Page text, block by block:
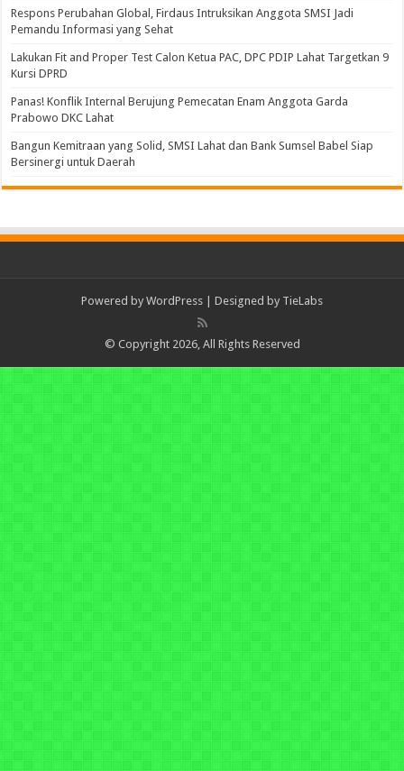
Respons Perubahan Global, Firdaus Intruksikan Anggota SMSI Jadi
Pemandu Informasi yang Sehat
Lakukan Fit and Proper Test Calon Ketua PAC, DPC PDIP Lahat Targetkan 9
Kursi DPRD
Panas! Konflik Internal Berujung Pemecatan Enam Anggota Garda
Prabowo DKC Lahat
Bangun Kemitraan yang Solid, SMSI Lahat dan Bank Sumsel Babel Siap
Bersinergi untuk Daerah
Powered by WordPress | Designed by TieLabs
© Copyright 2026, All Rights Reserved